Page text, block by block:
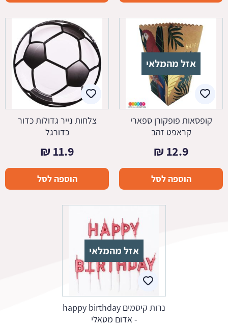
אזל מהמלאי
קופסאות פופקורן ספארי
קראפט זהב
12.9
₪
הוספה לסל
צלחות נייר גדולות כדור
כדורגל
11.9
₪
הוספה לסל
אזל מהמלאי
נרות קיסמים happy birthday
- אדום מטאלי